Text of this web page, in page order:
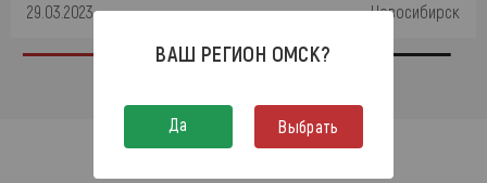
29.03.2023 Новосибирск
ВАШ РЕГИОН ОМСК?
Да Выбрать